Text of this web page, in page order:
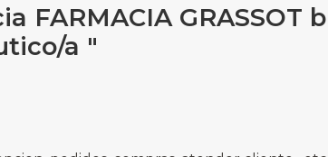
FARMACIA GRASSOT
a "